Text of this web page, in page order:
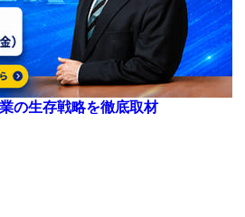
の生存戦略を徹底取材